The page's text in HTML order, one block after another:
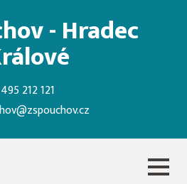
- Hradec
495 212 121